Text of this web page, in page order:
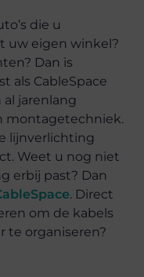
die u
uw eigen winkel?
Dan is
als CableSpace
jarenlang
montagetechniek.
lijnverlichting
Weet u nog niet
erbij past? Dan
. Direct
om de kabels
te organiseren?